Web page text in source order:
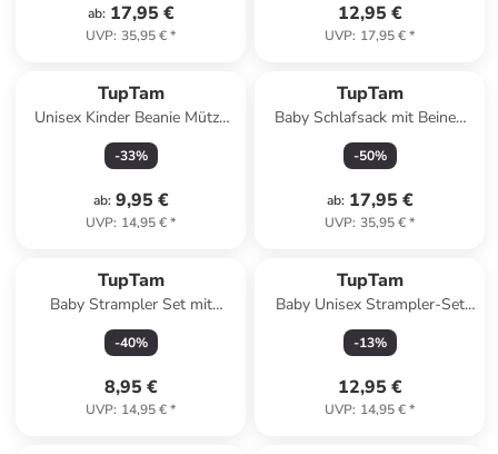
ab: 17,95 €
UVP: 35,95 €*
12,95 €
UVP: 17,95 €*
TupTam
Unisex Kinder Beanie Mütze
Schlauchschal Set in
dunkelgrau
-33%
ab: 9,95 €
UVP: 14,95 €*
TupTam
Baby Schlafsack mit Beinen
und Ärmel ganzjährig in
braun/rot
-50%
ab: 17,95 €
UVP: 35,95 €*
TupTam
Baby Strampler Set mit
Spruch in blau
-40%
8,95 €
UVP: 14,95 €*
TupTam
Baby Unisex Strampler-Set
mit Aufdruck Spruch 2-tlg in
weiß Modell 1
-13%
12,95 €
UVP: 14,95 €*